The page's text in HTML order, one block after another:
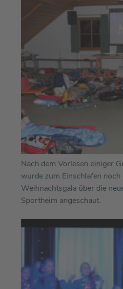
Nach dem Vorlesen einiger
wurde zum Einschlafen
Weihnachtsgala über die
Sportheim angeschaut.